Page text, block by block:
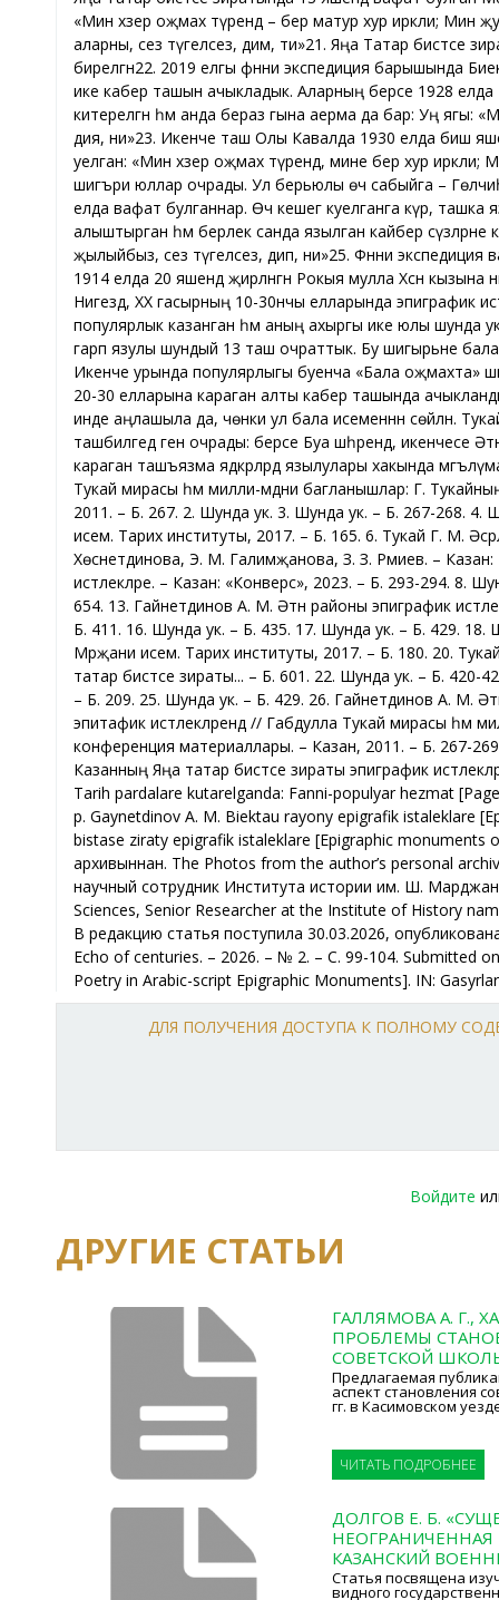
ДЛЯ ПОЛУЧЕНИЯ ДОСТУПА К ПОЛНОМУ
Войдите
ДРУГИЕ СТАТЬИ
ГАЛЛЯМОВА А. Г.,
ПРОБЛЕМЫ
СОВЕТСКОЙ
Предлагаемая
аспект становления
гг. в Касимовском
ЧИТАТЬ ПОДРОБНЕЕ
ДОЛГОВ Е. Б.
НЕОГРАНИЧЕННАЯ
КАЗАНСКИЙ
Статья посвящена
видного